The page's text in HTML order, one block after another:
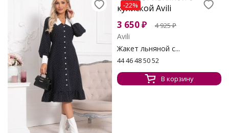
-22%
3 650₽ 4 925₽
Avili
Жакет льняной с...
44 46 48 50 52
В корзину